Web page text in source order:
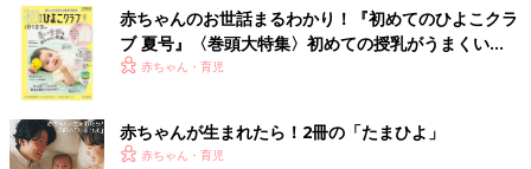
赤ちゃんのお世話まるわかり！『初めてのひよこクラ
ブ 夏号』〈巻頭大特集〉初めての授乳がうまくい
く！ おっぱい・ミルクの基本と夏のトラブル 解決テ
赤ちゃん・育児
赤ちゃんが生まれたら！2冊の「たまひよ」
赤ちゃん・育児